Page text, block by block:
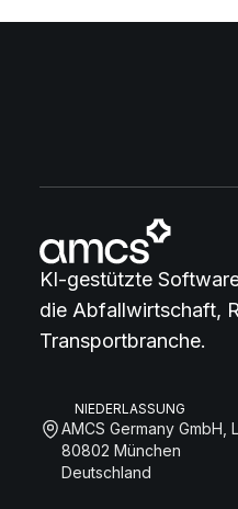
KI-gestützte
die Abfallwirtschaft,
Transportbranche.
NIEDERLASSUNG
AMCS Germany GmbH,
80802 München
Deutschland